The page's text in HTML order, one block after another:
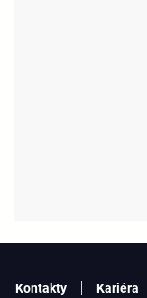
Kontakty Kariéra